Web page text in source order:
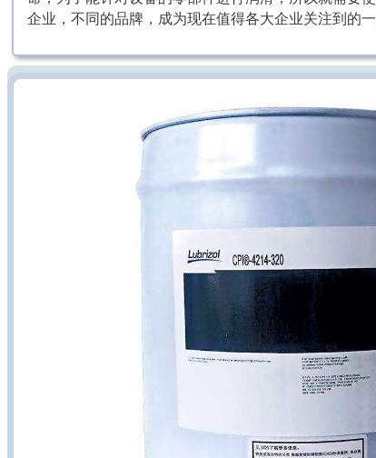
企业，不同的品牌，成为现在值得各大企业关注到的一